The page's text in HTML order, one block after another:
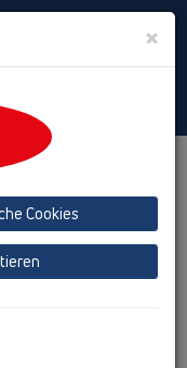
Toggle
×
Cookies